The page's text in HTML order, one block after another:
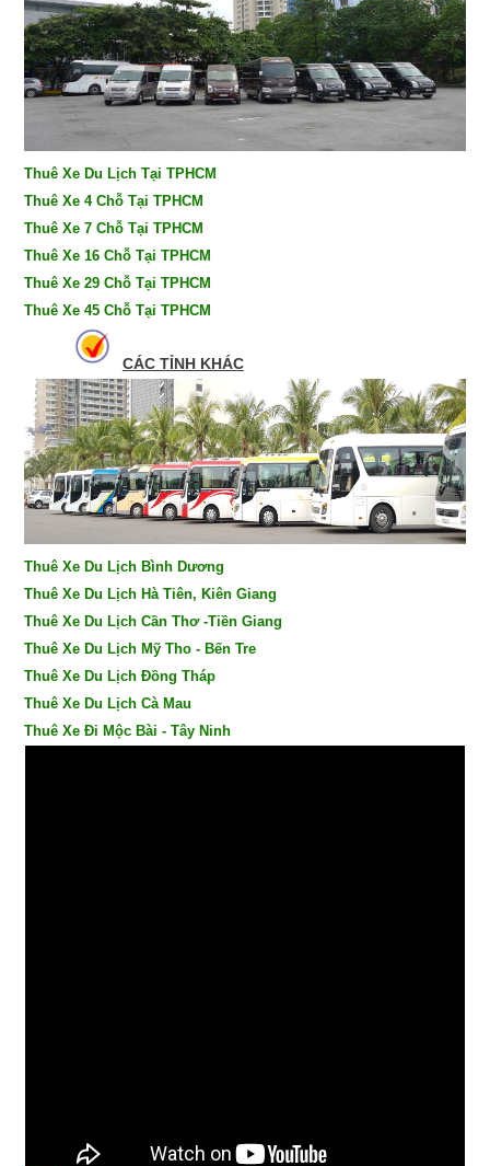
Thuê Xe Du Lịch Tại TPHCM
Thuê Xe 4 Chỗ Tại TPHCM
Thuê Xe 7 Chỗ Tại TPHCM
Thuê Xe 16 Chỗ Tại TPHCM
Thuê Xe 29 Chỗ Tại TPHCM
Thuê Xe 45 Chỗ Tại TPHCM
CÁC TỈNH KHÁC
Thuê Xe Du Lịch Bình Dương
Thuê Xe Du Lịch Hà Tiên, Kiên Giang
Thuê Xe Du Lịch Cần Thơ -Tiền Giang
Thuê Xe Du Lịch Mỹ Tho - Bến Tre
Thuê Xe Du Lịch Đồng Tháp
Thuê Xe Du Lịch Cà Mau
Thuê Xe Đi Mộc Bài - Tây Ninh